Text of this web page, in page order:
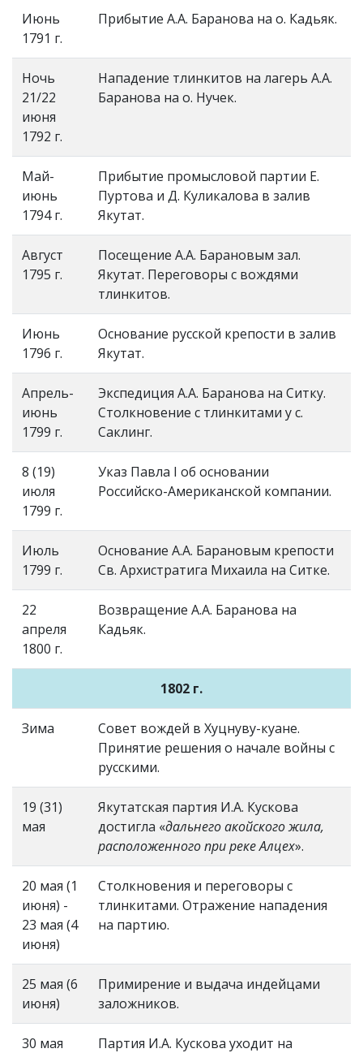
Июнь
1791 г.
Прибытие А.А. Баранова на о. Кадьяк.
Ночь
21/22
июня
1792 г.
Нападение тлинкитов на лагерь А.А.
Баранова на о. Нучек.
Май-
июнь
1794 г.
Прибытие промысловой партии Е.
Пуртова и Д. Куликалова в залив
Якутат.
Август
1795 г.
Посещение А.А. Барановым зал.
Якутат. Переговоры с вождями
тлинкитов.
Июнь
1796 г.
Основание русской крепости в залив
Якутат.
Апрель-
июнь
1799 г.
Экспедиция А.А. Баранова на Ситку.
Столкновение с тлинкитами у с.
Саклинг.
8 (19)
июля
1799 г.
Указ Павла I об основании
Российско-Американской компании.
Июль
1799 г.
Основание А.А. Барановым крепости
Св. Архистратига Михаила на Ситке.
22
апреля
1800 г.
Возвращение А.А. Баранова на
Кадьяк.
1802 г.
Зима
Совет вождей в Хуцнуву-куане.
Принятие решения о начале войны с
русскими.
19 (31)
мая
Якутатская партия И.А. Кускова
достигла «дальнего акойского жила,
расположенного при реке Алцех».
20 мая (1
июня) -
23 мая (4
июня)
Столкновения и переговоры с
тлинкитами. Отражение нападения
на партию.
25 мая (6
июня)
Примирение и выдача индейцами
заложников.
30 мая
Партия И.А. Кускова уходит на